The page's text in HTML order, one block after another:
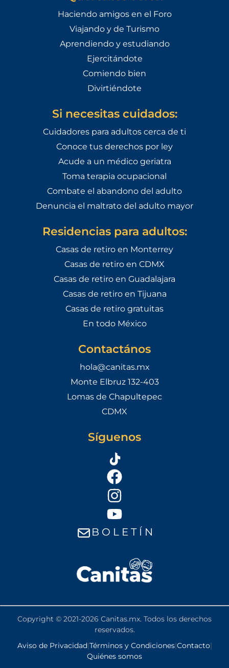
Haciendo amigos en el Foro
Viajando y de Turismo
Aprendiendo y estudiando
Ejercitándote
Comiendo bien
Divirtiéndote
Si necesitas cuidados:
Cuidadores para adultos cerca de ti
Conoce tus derechos por ley
Acude a un médico geriatra
Toma terapia ocupacional
Combate el abandono del adulto
Denuncia el maltrato del adulto mayor
Residencias para adultos:
Casas de retiro en Monterrey
Casas de retiro en CDMX
Casas de retiro en Guadalajara
Casas de retiro en Tijuana
Casas de retiro gratuitas
En todo México
Contactános
hola@canitas.mx
Monte Elbruz 132-403
Lomas de Chapultepec
CDMX
Síguenos
B O L E T Í N
Copyright © 2021-2026 Canitas.mx. Todos los derechos
reservados.
Aviso de Privacidad|Términos y Condiciones|Contacto|
Quiénes somos